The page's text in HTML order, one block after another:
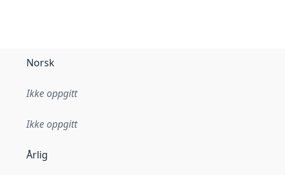
Norsk
Ikke oppgitt
Ikke oppgitt
Årlig